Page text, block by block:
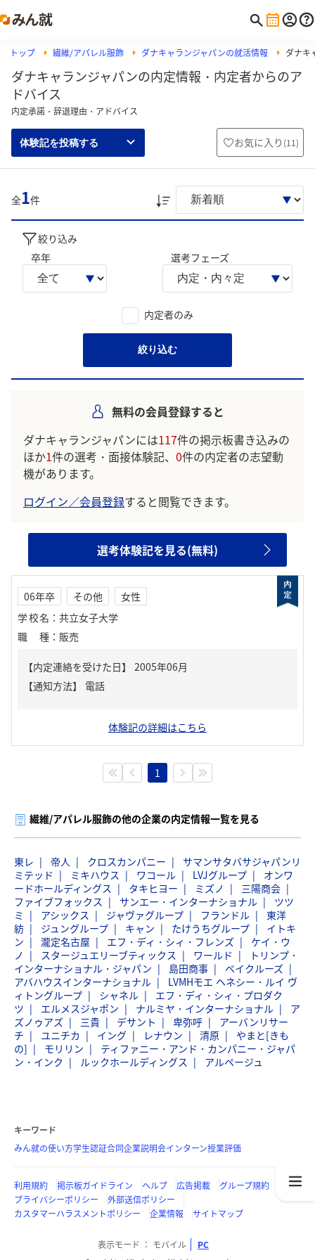
トップ 繊維/アパレル服飾 ダナキャランジャパンの就活情報 ダナキ
ダナキャランジャパンの内定情報・内定者からのア
ドバイス
内定承諾・辞退理由・アドバイス
体験記を投稿する お気に入り (11)
全1件
絞り込み
卒年
選考フェーズ
内定者のみ
絞り込む
無料の会員登録すると
ダナキャランジャパンには117件の掲示板書き込みの
ほか1件の選考・面接体験記、 0件の内定者の志望動
機があります。
ログイン／会員登録すると閲覧できます。
選考体験記を見る(無料)
06年卒 その他
女性
学校名 ： 共立女子大学
職種 ： 販売
【内定連絡を受けた日】
2005年06月
【通知方法】
電話
体験記の詳細はこちら
1
繊維/アパレル服飾の他の企業の内定情報一覧を見る
東レ 帝人 クロスカンパニー
サマンサタバサジャパンリ
ミテッド
ミキハウス ワコール LVJグループ
オンワ
ードホールディングス
タキヒヨー ミズノ
三陽商会
ファイブフォックス
サンエー・インターナショナル
ツツ
ミ
アシックス ジャヴァグループ フランドル
東洋
紡
ジュングループ キャン たけうちグループ
イトキ
ン
瀧定名古屋 エフ・ディ・シィ・フレンズ
ケイ・ウ
ノ
スタージュエリーブティックス ワールド
トリンプ・
インターナショナル・ジャパン
島田商事
ベイクルーズ
アバハウスインターナショナル
LVMHモエ ヘネシー・ルイ ヴ
ィトングループ
シャネル
エフ・ディ・シィ・プロダク
ツ
エルメスジャポン ナルミヤ・インターナショナル
ア
ズノゥアズ
三貴 デサント 卑弥呼
アーバンリサー
チ
ユニチカ イング レナウン 清原
やまと[きも
の]
モリリン
ティファニー・アンド・カンパニー・ジャパ
ン・インク
ルックホールディングス アルページュ
キーワード
みん就の使い方学生認証合同企業説明会インターン授業評価
利用規約 掲示板ガイドライン ヘルプ 広告掲載
グループ規約
プライバシーポリシー
外部送信ポリシー
カスタマーハラスメントポリシー
企業情報 サイトマップ
表示モード モバイル PC